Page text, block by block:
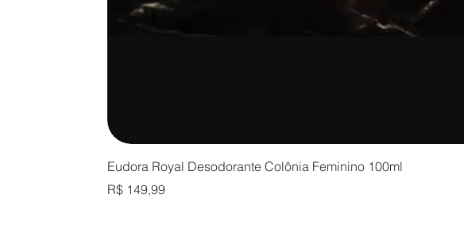
Eudora Royal Desodorante Colônia Feminino 100ml
Preço
R$ 149,99